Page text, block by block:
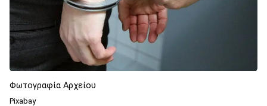
Φωτογραφία Αρχείου
Pixabay